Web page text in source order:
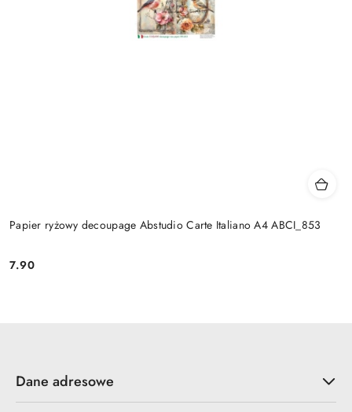
Papier ryżowy decoupage Abstudio Carte Italiano A4 ABCI_853
Cena:
7.90
Dane adresowe